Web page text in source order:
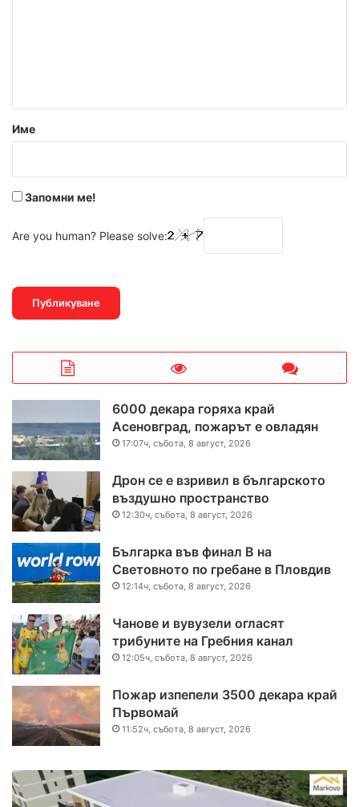
р
Име
Запомни ме!
Are you human? Please solve:
6000 декара горяха край
Асеновград, пожарът е овладян
17:07ч, събота, 8 август, 2026
Дрон се е взривил в българското
въздушно пространство
12:30ч, събота, 8 август, 2026
Българка във финал B на
Световното по гребане в Пловдив
12:14ч, събота, 8 август, 2026
Чанове и вувузели огласят
трибуните на Гребния канал
12:05ч, събота, 8 август, 2026
Пожар изпепели 3500 декара край
Първомай
11:52ч, събота, 8 август, 2026